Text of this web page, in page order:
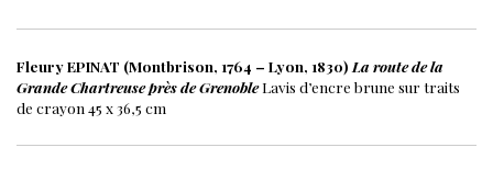
Fleury EPINAT (Montbrison, 1764 – Lyon, 1830) La route de la
Grande Chartreuse près de GrenobleLavis d’encre brune sur traits
de crayon 45 x 36,5 cm